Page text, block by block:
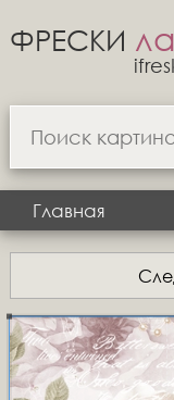
ФРЕСКИ
Главная